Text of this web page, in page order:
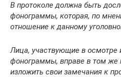
В протоколе должна быть
фонограммы, которая, по
отношение к данному
Лица, участвующие в осмотре
фонограммы, вправе в том же
изложить свои замечания к